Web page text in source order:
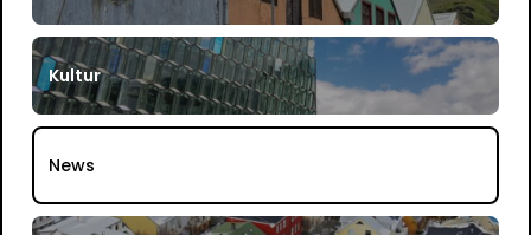
Kultur
News